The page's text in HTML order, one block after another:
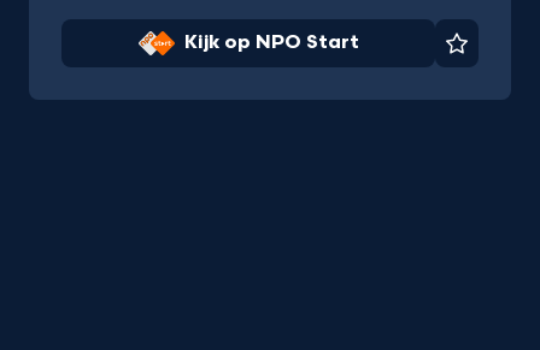
Kijk op NPO Start